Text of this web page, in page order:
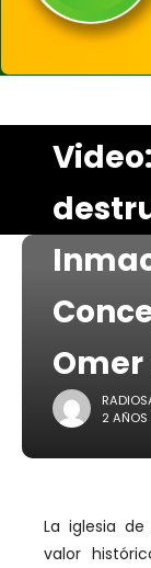
2
La iglesia
valor